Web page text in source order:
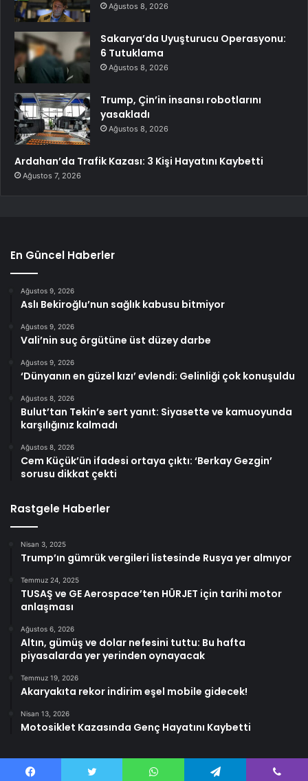
Ağustos 8, 2026
Sakarya’da Uyuşturucu Operasyonu:
6 Tutuklama
Ağustos 8, 2026
Trump, Çin’in insansı robotlarını
yasakladı
Ağustos 8, 2026
Ardahan’da Trafik Kazası: 3 Kişi Hayatını Kaybetti
Ağustos 7, 2026
En Güncel Haberler
Ağustos 9, 2026
Aslı Bekiroğlu’nun sağlık kabusu bitmiyor
Ağustos 9, 2026
Vali’nin suç örgütüne üst düzey darbe
Ağustos 9, 2026
‘Dünyanın en güzel kızı’ evlendi: Gelinliği çok konuşuldu
Ağustos 8, 2026
Bulut’tan Tekin’e sert yanıt: Siyasette ve kamuoyunda
karşılığınız kalmadı
Ağustos 8, 2026
Cem Küçük’ün ifadesi ortaya çıktı: ‘Berkay Gezgin’
sorusu dikkat çekti
Rastgele Haberler
Nisan 3, 2025
Trump’ın gümrük vergileri listesinde Rusya yer almıyor
Temmuz 24, 2025
TUSAŞ ve GE Aerospace’ten HÜRJET için tarihi motor
anlaşması
Ağustos 6, 2026
Altın, gümüş ve dolar nefesini tuttu: Bu hafta
piyasalarda yer yerinden oynayacak
Temmuz 19, 2026
Akaryakıta rekor indirim eşel mobile gidecek!
Nisan 13, 2026
Motosiklet Kazasında Genç Hayatını Kaybetti